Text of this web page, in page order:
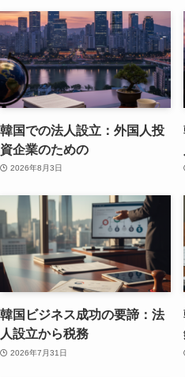
韓国での法人設立：外国人投
資企業のための
2026年8月3日
韓国ビジネス成功の要諦：法
人設立から税務
2026年7月31日